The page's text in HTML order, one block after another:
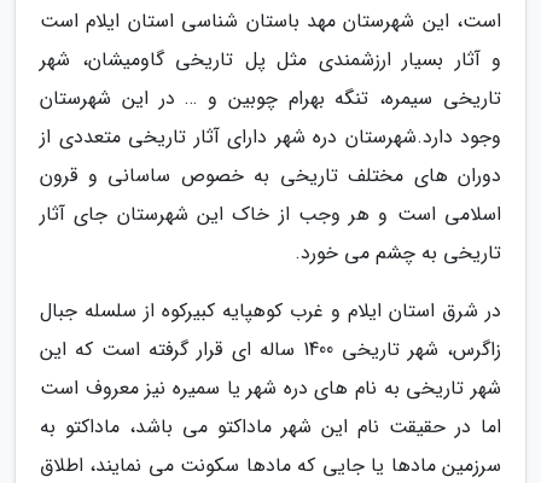
است، این شهرستان مهد باستان شناسی استان ایلام است
و آثار بسیار ارزشمندی مثل پل تاریخی گاومیشان، شهر
تاریخی سیمره، تنگه بهرام چوبین و … در این شهرستان
وجود دارد.شهرستان دره شهر دارای آثار تاریخی متعددی از
دوران های مختلف تاریخی به خصوص ساسانی و قرون
اسلامی است و هر وجب از خاک این شهرستان جای آثار
تاریخی به چشم می خورد.
در شرق استان ایلام و غرب کوهپایه کبیرکوه از سلسله جبال
زاگرس، شهر تاریخی 1400 ساله ای قرار گرفته است که این
شهر تاریخی به نام های دره شهر یا سمیره نیز معروف است
اما در حقیقت نام این شهر ماداکتو می باشد، ماداکتو به
سرزمین مادها یا جایی که مادها سکونت می نمایند، اطلاق